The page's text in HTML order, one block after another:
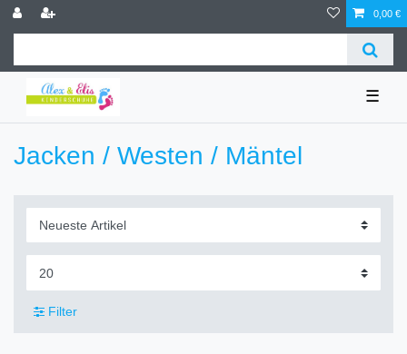
0,00 €
☰
Jacken / Westen / Mäntel
Filter